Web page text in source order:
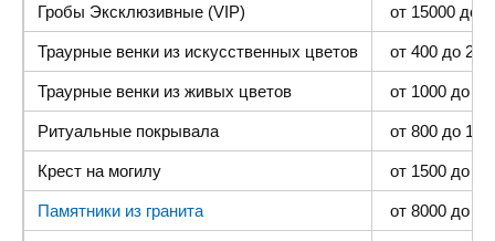
Гробы Эксклюзивные (VIP) от 15000 до
Траурные венки из искусственных цветов от 400 до
Траурные венки из живых цветов от 1000 до
Ритуальные покрывала от 800 до
Крест на могилу от 1500 до
Памятники из гранита от 8000 до 25